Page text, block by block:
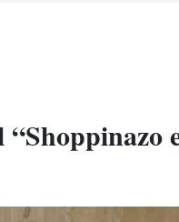
“Shoppinazo